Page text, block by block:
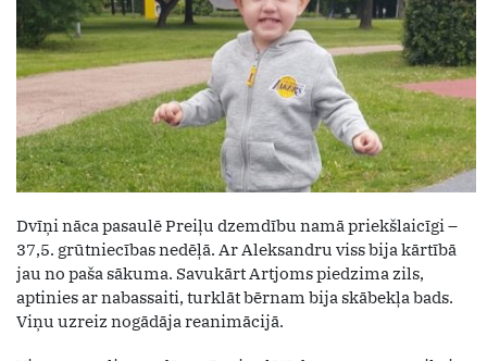
Dvīņi nāca pasaulē Preiļu dzemdību namā priekšlaicīgi –
37,5. grūtniecības nedēļā. Ar Aleksandru viss bija kārtībā
jau no paša sākuma. Savukārt Artjoms piedzima zils,
aptinies ar nabassaiti, turklāt bērnam bija skābekļa bads.
Viņu uzreiz nogādāja reanimācijā.